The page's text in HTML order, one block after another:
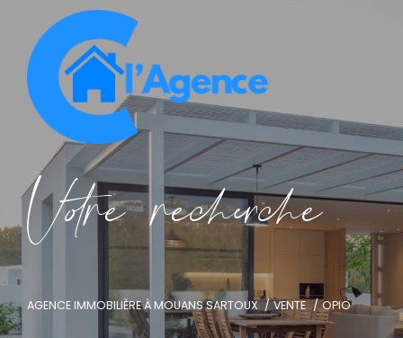
Vore recece
AGENCE IMMOBILIÈRE À MOUANS SARTOUX VENTE OPIO